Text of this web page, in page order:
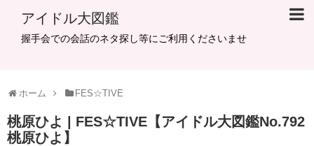
アイドル大図鑑
握手会での会話のネタ探し等にご利用くださいませ
ホーム FES☆TIVE
桃原ひよ | FES☆TIVE【アイドル大図鑑No.792
桃原ひよ】